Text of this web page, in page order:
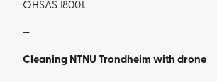
OHSAS 18001.
—
Cleaning NTNU Trondheim with drone